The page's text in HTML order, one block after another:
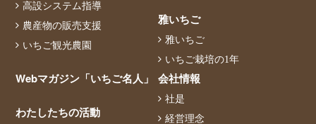
高設システム指導
農産物の販売支援
いちご観光農園
雅いちご
雅いちご
いちご栽培の1年
Webマガジン「いちご名人」
わたしたちの活動
会社情報
社是
経営理念